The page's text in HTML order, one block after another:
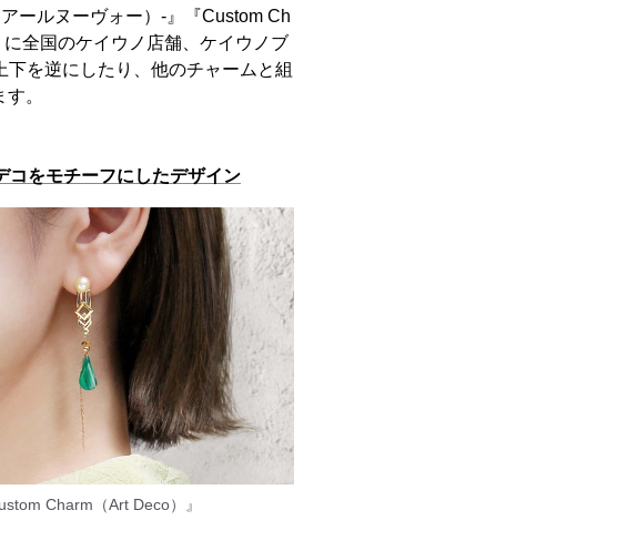
ールヌーヴォー）-』『Custom Ch
全国のケイウノ店舗、ケイウノブ
を逆にしたり、他のチャームと組
。
コをモチーフにしたデザイン
Charm（Art Deco）』